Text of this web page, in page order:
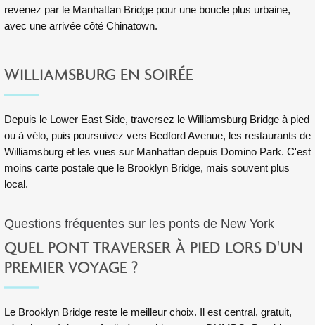
revenez par le Manhattan Bridge pour une boucle plus urbaine,
avec une arrivée côté Chinatown.
WILLIAMSBURG EN SOIRÉE
Depuis le Lower East Side, traversez le Williamsburg Bridge à pied
ou à vélo, puis poursuivez vers Bedford Avenue, les restaurants de
Williamsburg et les vues sur Manhattan depuis Domino Park. C'est
moins carte postale que le Brooklyn Bridge, mais souvent plus
local.
Questions fréquentes sur les ponts de New York
QUEL PONT TRAVERSER À PIED LORS D'UN
PREMIER VOYAGE ?
Le Brooklyn Bridge reste le meilleur choix. Il est central, gratuit,